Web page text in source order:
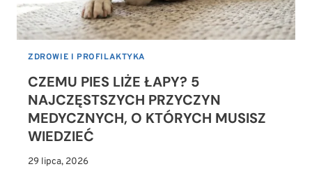
ZDROWIE I PROFILAKTYKA
CZEMU PIES LIŻE ŁAPY? 5
NAJCZĘSTSZYCH PRZYCZYN
MEDYCZNYCH, O KTÓRYCH MUSISZ
WIEDZIEĆ
29 lipca, 2026